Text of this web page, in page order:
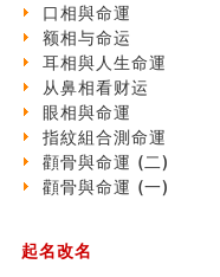
大門風水五大禁忌！
出现这几种面相桃花泛
寓意好的五行属水的
玄空本义 (一)
＂天下第一关＂的由来
无名指长的人有艺术
六爻測住宅風水 (三)
別再一知半解！正解住
姓名學特殊字畫的計算
口相與命運
额相与命运
耳相與人生命運
从鼻相看财运
眼相與命運
指紋組合測命運
顴骨與命運 (二)
顴骨與命運 (一)
起名改名